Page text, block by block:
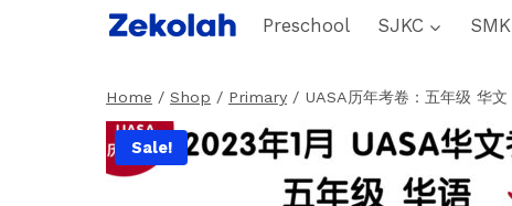
Preschool SJKC SMK
Home / Shop / Primary / UASA历年考卷：五年级 华文
Sale!